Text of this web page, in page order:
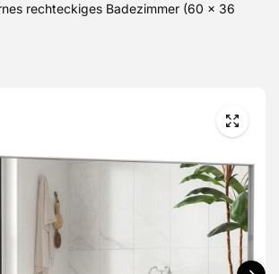
rechteckiges Badezimmer (60 x 36